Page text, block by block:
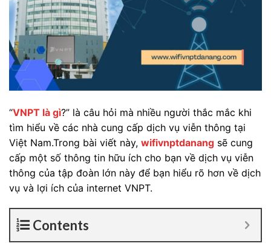
“VNPT là gì?” là câu hỏi mà nhiều người thắc mắc khi
tìm hiểu về các nhà cung cấp dịch vụ viễn thông tại
Việt Nam.Trong bài viết này, wifivnptdanang sẽ cung
cấp một số thông tin hữu ích cho bạn về dịch vụ viễn
thông của tập đoàn lớn này để bạn hiểu rõ hơn về dịch
vụ và lợi ích của internet VNPT.
Contents